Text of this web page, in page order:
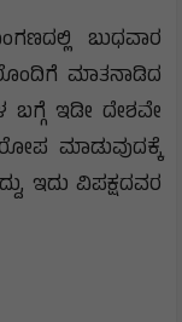
ಬುಧವಾರ
ಮಾತನಾಡಿದ
ಬಗ್ಗೆ ‌ಇಡೀ ದೇಶವೇ
ಮಾಡುವುದಕ್ಕೆ
ಇದು ವಿಪಕ್ಷದವರ